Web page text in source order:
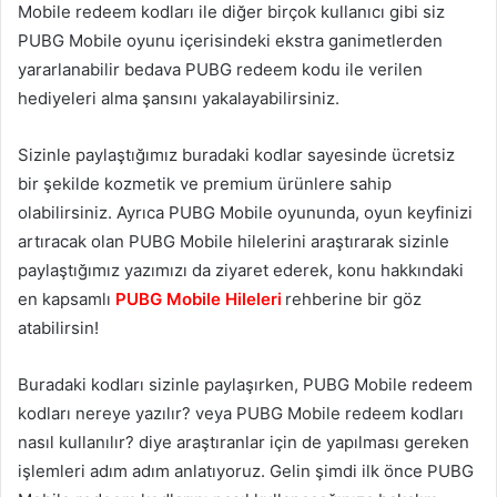
Mobile redeem kodları ile diğer birçok kullanıcı gibi siz
PUBG Mobile oyunu içerisindeki ekstra ganimetlerden
yararlanabilir bedava PUBG redeem kodu ile verilen
hediyeleri alma şansını yakalayabilirsiniz.
Sizinle paylaştığımız buradaki kodlar sayesinde ücretsiz
bir şekilde kozmetik ve premium ürünlere sahip
olabilirsiniz. Ayrıca PUBG Mobile oyununda, oyun keyfinizi
artıracak olan PUBG Mobile hilelerini araştırarak sizinle
paylaştığımız yazımızı da ziyaret ederek, konu hakkındaki
en kapsamlı PUBG Mobile Hileleri rehberine bir göz
atabilirsin!
Buradaki kodları sizinle paylaşırken, PUBG Mobile redeem
kodları nereye yazılır? veya PUBG Mobile redeem kodları
nasıl kullanılır? diye araştıranlar için de yapılması gereken
işlemleri adım adım anlatıyoruz. Gelin şimdi ilk önce PUBG